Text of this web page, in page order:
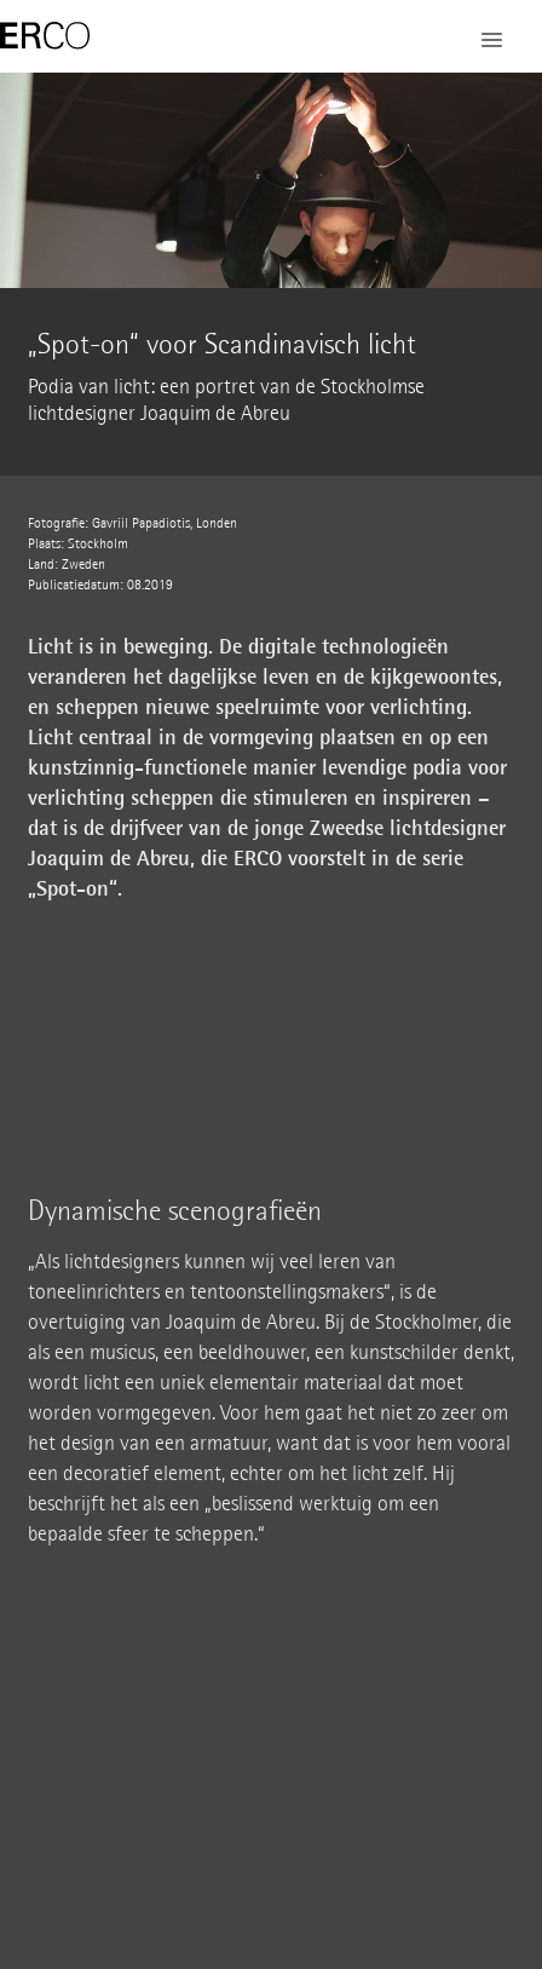
„Spot-on“ voor Scandinavisch licht
Podia van licht: een portret van de Stockholmse
lichtdesigner Joaquim de Abreu
Fotografie: Gavriil Papadiotis, Londen
Plaats: Stockholm
Land: Zweden
Publicatiedatum: 08.2019
Licht is in beweging. De digitale technologieën
veranderen het dagelijkse leven en de kijkgewoontes,
en scheppen nieuwe speelruimte voor verlichting.
Licht centraal in de vormgeving plaatsen en op een
kunstzinnig-functionele manier levendige podia voor
verlichting scheppen die stimuleren en inspireren –
dat is de drijfveer van de jonge Zweedse lichtdesigner
Joaquim de Abreu, die ERCO voorstelt in de serie
„Spot-on“.
Dynamische scenografieën
„Als lichtdesigners kunnen wij veel leren van
toneelinrichters en tentoonstellingsmakers“, is de
overtuiging van Joaquim de Abreu. Bij de Stockholmer, die
als een musicus, een beeldhouwer, een kunstschilder denkt,
wordt licht een uniek elementair materiaal dat moet
worden vormgegeven. Voor hem gaat het niet zo zeer om
het design van een armatuur, want dat is voor hem vooral
een decoratief element, echter om het licht zelf. Hij
beschrijft het als een „beslissend werktuig om een
bepaalde sfeer te scheppen.“